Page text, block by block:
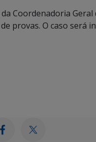
Coordenadoria
provas. O caso será